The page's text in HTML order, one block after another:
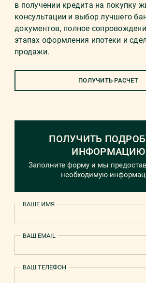
в получении кредита на покупку
консультации и выбор лучшего
документов, полное
этапах оформления ипотеки и
продажи.
ПОЛУЧИТЬ РАСЧЕТ
ПОЛУЧИТЬ
ИНФОРМАЦИЮ
Заполните форму и мы
необходимую
ВАШЕ ИМЯ
ВАШ EMAIL
ВАШ ТЕЛЕФОН